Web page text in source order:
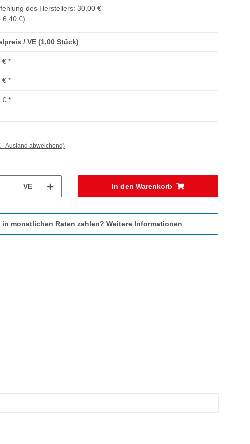
des Herstellers: 30,00 €
6,40 €)
/ VE (1,00 Stück)
€ *
€ *
€ *
- Ausland abweichend)
VE In den Warenkorb
in monatlichen Raten zahlen? Weitere Informationen